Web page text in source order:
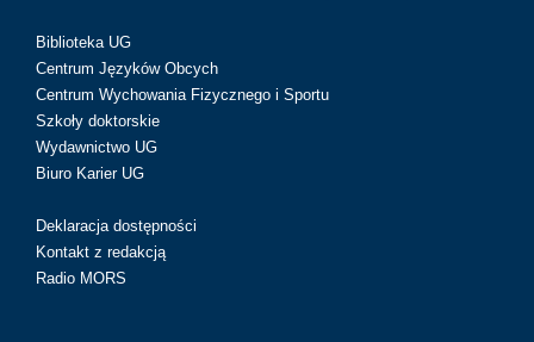
Biblioteka UG
Centrum Języków Obcych
Centrum Wychowania Fizycznego i Sportu
Szkoły doktorskie
Wydawnictwo UG
Biuro Karier UG
Deklaracja dostępności
Kontakt z redakcją
Radio MORS